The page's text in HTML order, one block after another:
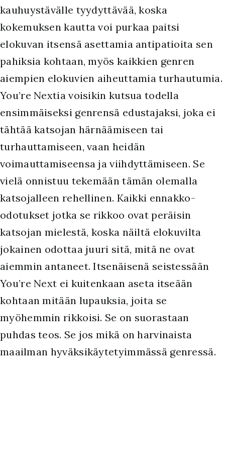
kauhuystävälle tyydyttävää, koska
kokemuksen kautta voi purkaa paitsi
elokuvan itsensä asettamia antipatioita sen
pahiksia kohtaan, myös kaikkien genren
aiempien elokuvien aiheuttamia turhautumia.
You’re Nextia voisikin kutsua todella
ensimmäiseksi genrensä edustajaksi, joka ei
tähtää katsojan härnäämiseen tai
turhauttamiseen, vaan heidän
voimauttamiseensa ja viihdyttämiseen. Se
vielä onnistuu tekemään tämän olemalla
katsojalleen rehellinen. Kaikki ennakko-
odotukset jotka se rikkoo ovat peräisin
katsojan mielestä, koska näiltä elokuvilta
jokainen odottaa juuri sitä, mitä ne ovat
aiemmin antaneet. Itsenäisenä seistessään
You’re Next ei kuitenkaan aseta itseään
kohtaan mitään lupauksia, joita se
myöhemmin rikkoisi. Se on suorastaan
puhdas teos. Se jos mikä on harvinaista
maailman hyväksikäytetyimmässä genressä.